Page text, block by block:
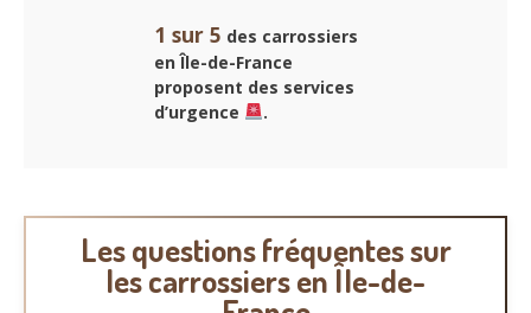
1 sur 5 des carrossiers
en Île-de-France
proposent des services
d’urgence
.
Les questions fréquentes sur
les carrossiers en Île-de-